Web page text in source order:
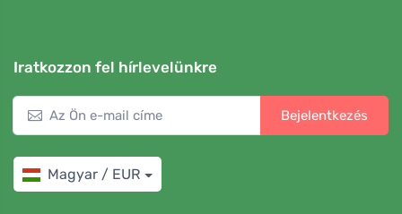
Iratkozzon fel hírlevelünkre
Bejelentkezés
Magyar / EUR